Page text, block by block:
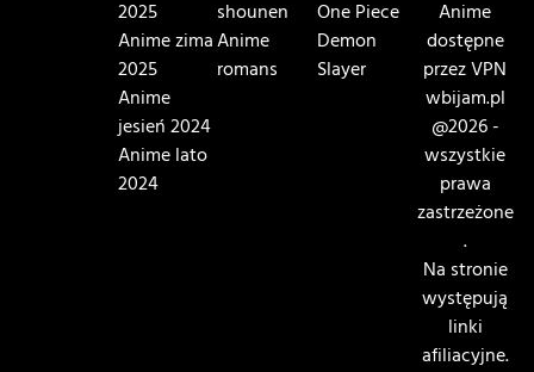
2025
Anime zima
2025
Anime
jesień 2024
Anime lato
2024
shounen
Anime
romans
One Piece
Demon
Slayer
Anime
dostępne
przez VPN
wbijam.pl
@2026 -
wszystkie
prawa
zastrzeżone
.
Na stronie
występują
linki
afiliacyjne.